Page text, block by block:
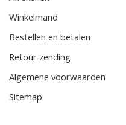
Winkelmand
Bestellen en betalen
Retour zending
Algemene voorwaarden
Sitemap